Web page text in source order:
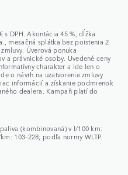
s DPH. Akontácia 45 %, dĺžka
mesačná splátka bez poistenia 2
Úverová ponuka
a právnické osoby. Uvedené ceny
charakter a ide len o
o návrh na uzatvorenie zmluvy
informácií a získanie podmienok
dealera. Kampaň platí do
(kombinovaná) v l/100 km:
103–228; podľa normy WLTP.